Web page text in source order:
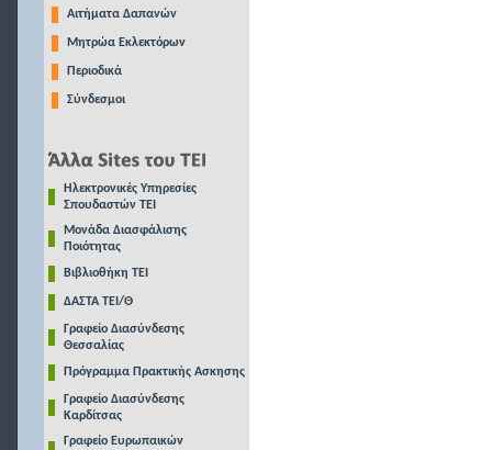
Αιτήματα Δαπανών
Μητρώα Εκλεκτόρων
Περιοδικά
Σύνδεσμοι
Ηλεκτρονικές Υπηρεσίες
Σπουδαστών ΤΕΙ
Μονάδα Διασφάλισης
Ποιότητας
Βιβλιοθήκη ΤΕΙ
ΔΑΣΤΑ ΤΕΙ/Θ
Γραφείο Διασύνδεσης
Θεσσαλίας
Πρόγραμμα Πρακτικής Ασκησης
Γραφείο Διασύνδεσης
Καρδίτσας
Γραφείο Ευρωπαικών